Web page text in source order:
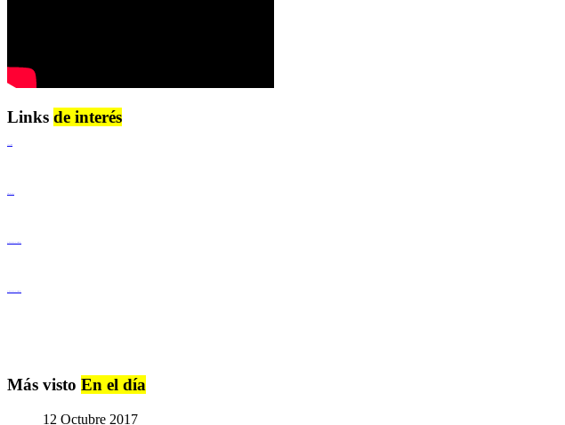
Links de interés
Más visto En el día
12 Octubre 2017